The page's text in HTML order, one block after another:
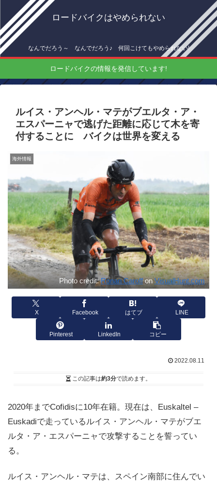
ロードバイクはやめられない
なんでだろう～ なんでだろう♪ 何回こけてもやめられない!
ロードバイクの情報を発信しています!
ルイス・アンヘル・マテがブエルタ・ア・
エスパーニャで逃げた距離に応じて木を寄
付することに バイクは世界を変える
海外情報
Photo credit:Ronan CaroffonVisualHunt.com
X Facebook はてブ LINE
Pinterest LinkedIn コピー
2022.08.11
この記事は約3分で読めます。
2020年までCofidisに10年在籍。現在は、Euskaltel –
Euskadiで走っているルイス・アンヘル・マテがブエ
ルタ・ア・エスパーニャで攻撃することを誓ってい
る。
ルイス・アンヘル・マテは、スペイン南部に住んでい